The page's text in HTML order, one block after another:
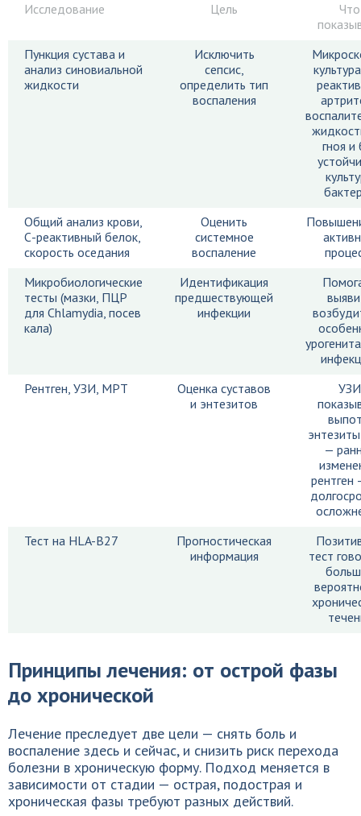
Исследование Цель
Что
Пункция сустава и
анализ синовиальной
жидкости
Исключить
сепсис,
определить тип
воспаления
гноя и
Общий анализ крови,
С-реактивный белок,
скорость оседания
Оценить
системное
воспаление
Микробиологические
тесты (мазки, ПЦР
для Chlamydia, посев
кала)
Идентификация
предшествующей
инфекции
Рентген, УЗИ, МРТ
Оценка суставов
и энтезитов
УЗИ
—
рентген
Тест на HLA-B27
Прогностическая
информация
тест
Принципы лечения: от острой фазы
до хронической
Лечение преследует две цели — снять боль и
воспаление здесь и сейчас, и снизить риск перехода
болезни в хроническую форму. Подход меняется в
зависимости от стадии — острая, подострая и
хроническая фазы требуют разных действий.